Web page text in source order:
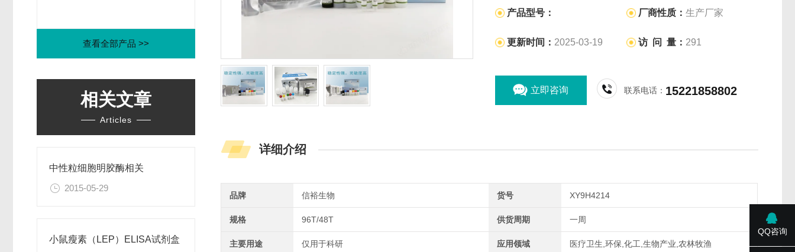
查看全部产品 >>
相关文章
Articles
中性粒细胞明胶酶相关
2015-05-29
小鼠瘦素（LEP）ELISA试剂盒
产品型号： 厂商性质：生产厂家
更新时间： 2025-03-19 访 问 量： 291
立即咨询 联系电话： 15221858802
详细介绍
品牌 信裕生物 货号 XY9H4214
规格 96T/48T 供货周期 一周
主要用途 仅用于科研 应用领域 医疗卫生,环保,化工,生物产业,农林牧渔
QQ咨询